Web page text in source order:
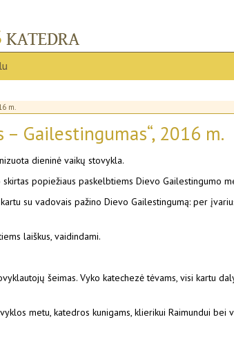
m.
Gailestingumas“, 2016 m.
dieninė vaikų stovykla.
popiežiaus paskelbtiems Dievo Gailestingumo
su vadovais pažino Dievo Gailestingumą: per
laiškus, vaidindami.
šeimas. Vyko katechezė tėvams, visi kartu
metu, katedros kunigams, klierikui Raimundui